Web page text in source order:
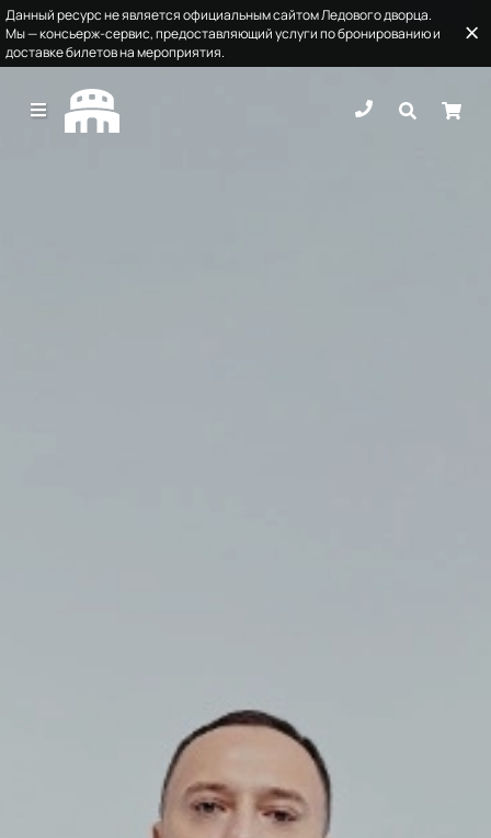
Данный ресурс не является официальным сайтом Ледового дворца.
Мы — консьерж-сервис, предоставляющий услуги по бронированию и
доставке билетов на мероприятия.